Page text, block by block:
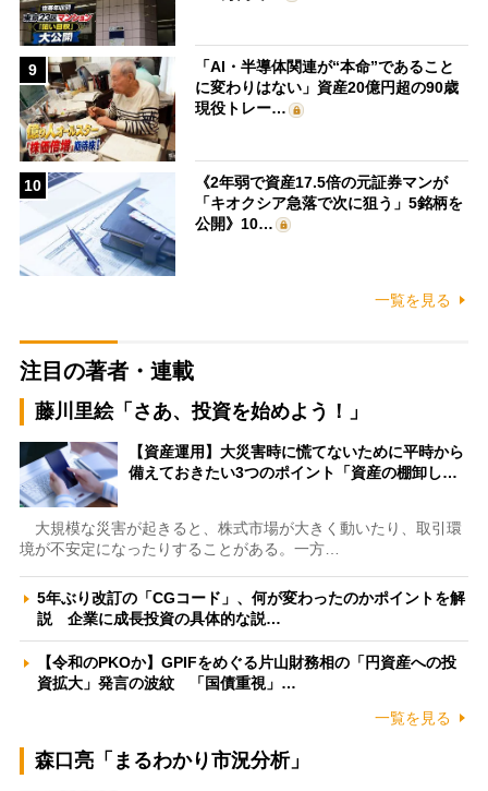
9
「AI・半導体関連が“本命”であること
に変わりはない」資産20億円超の90歳
現役トレー…
10
《2年弱で資産17.5倍の元証券マンが
「キオクシア急落で次に狙う」5銘柄を
公開》10…
一覧を見る
注目の著者・連載
藤川里絵「さあ、投資を始めよう！」
【資産運用】大災害時に慌てないために平時から
備えておきたい3つのポイント「資産の棚卸し…
大規模な災害が起きると、株式市場が大きく動いたり、取引環
境が不安定になったりすることがある。一方…
5年ぶり改訂の「CGコード」、何が変わったのかポイントを解
説 企業に成長投資の具体的な説…
【令和のPKOか】GPIFをめぐる片山財務相の「円資産への投
資拡大」発言の波紋 「国債重視」…
一覧を見る
森口亮「まるわかり市況分析」